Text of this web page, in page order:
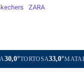
ZARA
33,0°MATARÓ30,7°VIC